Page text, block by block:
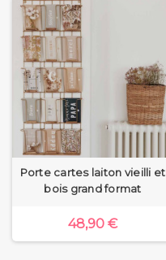
Porte cartes laiton vieilli et
bois grand format
48,90 €